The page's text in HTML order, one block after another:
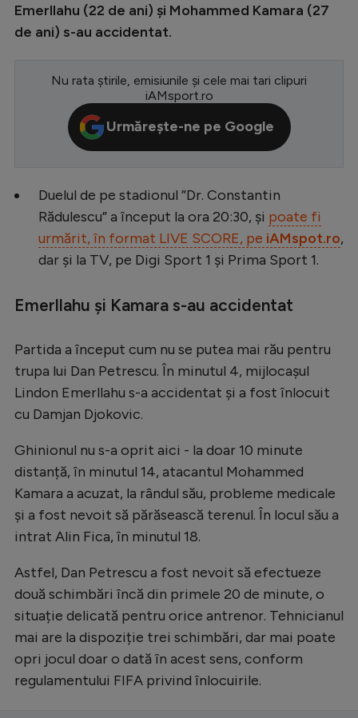
Europa League
CM 2026
Premier League
LaLiga
Bundesliga
Ligue 1
Campionate
EURO 2024
Stranieri
Clasamente
Tenis
Handbal
Natație
Gimnastică
Auto
Rugby
Ciclism
Emerllahu (22 de ani) și Mohammed Kamara (27
de ani) s-au accidentat.
Nu rata știrile, emisiunile și cele mai tari clipuri
iAMsport.ro
Urmărește-ne pe Google
Duelul de pe stadionul ”Dr. Constantin
Rădulescu” a început la ora 20:30, și poate fi
urmărit, în format LIVE SCORE, pe iAMspot.ro,
dar și la TV, pe Digi Sport 1 și Prima Sport 1.
Emerllahu și Kamara s-au accidentat
Partida a început cum nu se putea mai rău pentru
trupa lui Dan Petrescu. În minutul 4, mijlocașul
Lindon Emerllahu s-a accidentat și a fost înlocuit
cu Damjan Djokovic.
Ghinionul nu s-a oprit aici - la doar 10 minute
distanță, în minutul 14, atacantul Mohammed
Kamara a acuzat, la rândul său, probleme medicale
și a fost nevoit să părăsească terenul. În locul său a
intrat Alin Fica, în minutul 18.
Astfel, Dan Petrescu a fost nevoit să efectueze
două schimbări încă din primele 20 de minute, o
situație delicată pentru orice antrenor. Tehnicianul
mai are la dispoziție trei schimbări, dar mai poate
opri jocul doar o dată în acest sens, conform
regulamentului FIFA privind înlocuirile.